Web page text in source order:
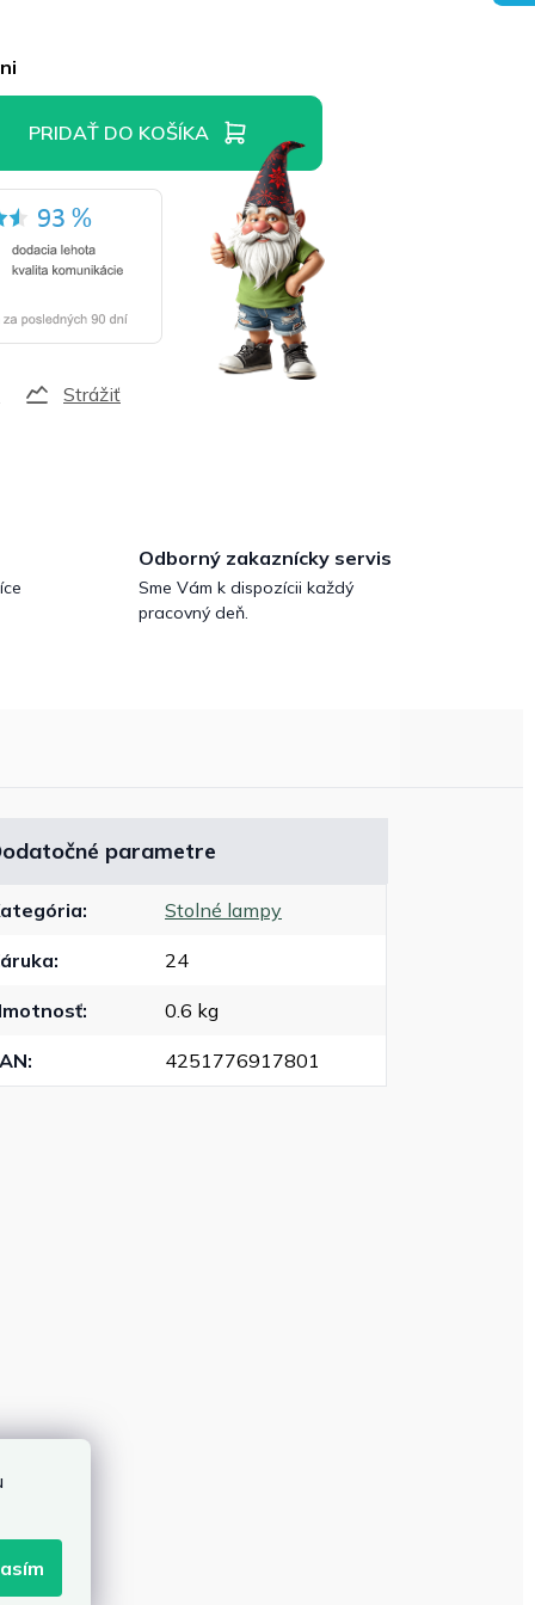
PRIDAŤ DO KOŠÍKA
Strážiť
Odborný zakaznícky servis
Sme Vám k dispozícii každý
pracovný deň.
parametre
: Stolné lampy
: 24
: 0.6 kg
: 4251776917801